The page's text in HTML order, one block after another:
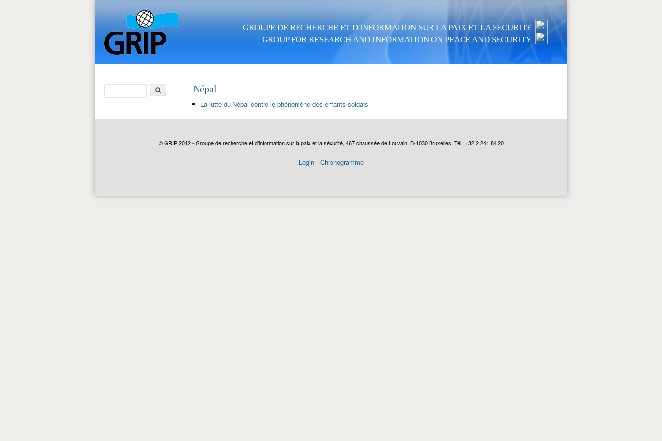
GROUPE DE RECHERCHE ET D'INFORMATION SUR LA PAIX ET LA SECURITE
GROUP FOR RESEARCH AND INFORMATION ON PEACE AND SECURITY
Népal
La lutte du Népal contre le phénomène des enfants-soldats
Formulaire de
© GRIP 2012 - Groupe de recherche et d'information sur la paix et la sécurité, 467 chaussée de Louvain, B-1030 Bruxelles, Tél.: +32.2.241.84.20
Login- Chronogramme